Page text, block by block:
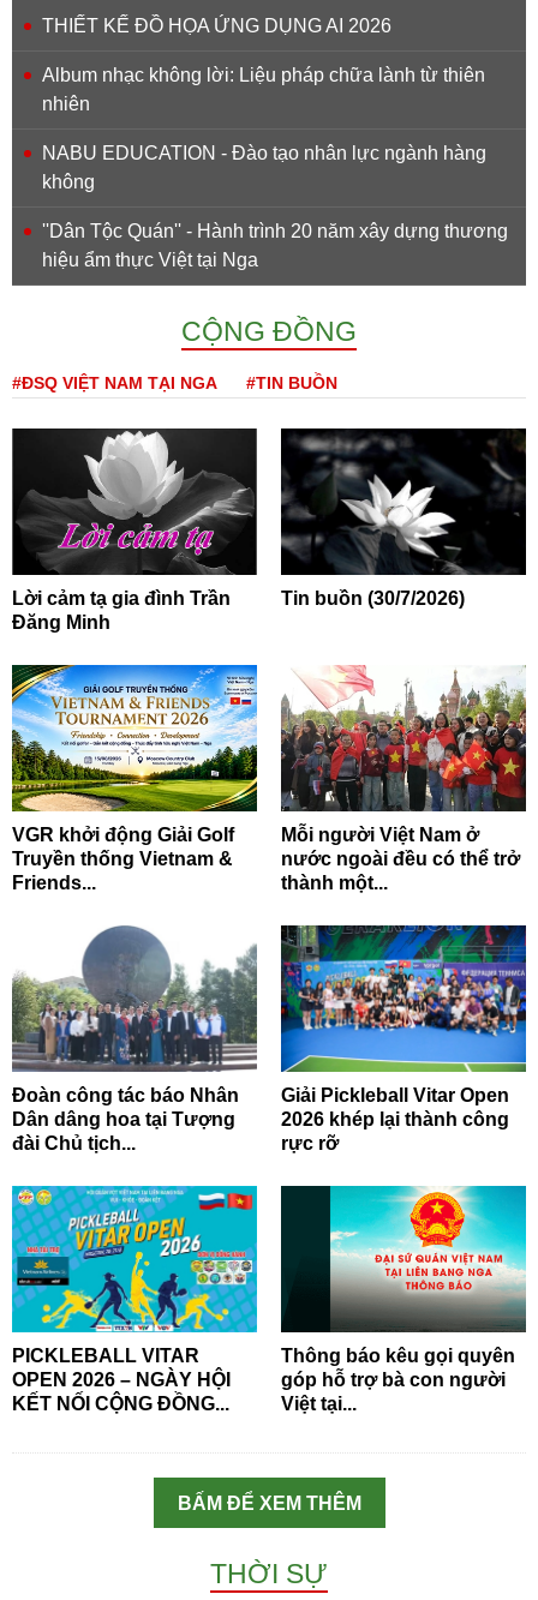
THIẾT KẾ ĐỒ HỌA ỨNG DỤNG AI 2026
Album nhạc không lời: Liệu pháp chữa lành từ thiên
nhiên
NABU EDUCATION - Đào tạo nhân lực ngành hàng
không
''Dân Tộc Quán'' - Hành trình 20 năm xây dựng thương
hiệu ẩm thực Việt tại Nga
CỘNG ĐỒNG
#ĐSQ VIỆT NAM TẠI NGA #TIN BUỒN
Lời cảm tạ gia đình Trần
Đăng Minh
Tin buồn (30/7/2026)
VGR khởi động Giải Golf
Truyền thống Vietnam &
Friends...
Mỗi người Việt Nam ở
nước ngoài đều có thể trở
thành một...
Đoàn công tác báo Nhân
Dân dâng hoa tại Tượng
đài Chủ tịch...
Giải Pickleball Vitar Open
2026 khép lại thành công
rực rỡ
PICKLEBALL VITAR
OPEN 2026 – NGÀY HỘI
KẾT NỐI CỘNG ĐỒNG...
Thông báo kêu gọi quyên
góp hỗ trợ bà con người
Việt tại...
BẤM ĐỂ XEM THÊM
THỜI SỰ